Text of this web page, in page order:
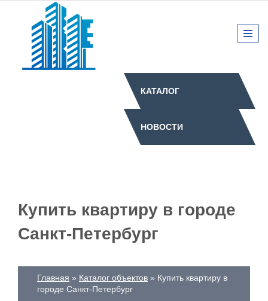
КАТАЛОГ
НОВОСТИ
Купить квартиру в городе
Санкт-Петербург
Главная Каталог объектов
Купить квартиру в
городе Санкт-Петербург